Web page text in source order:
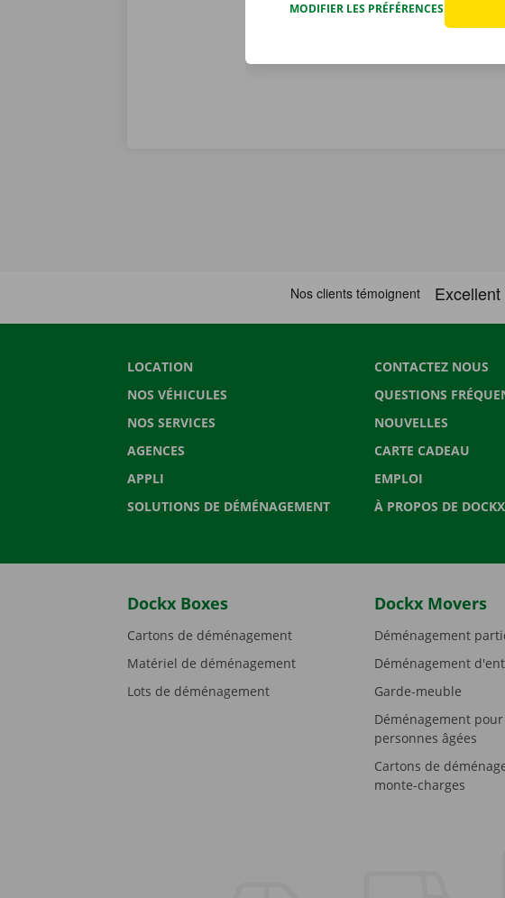
LOCATION
NOS VÉHICULES
NOS SERVICES
AGENCES
APPLI
SOLUTIONS DE DÉMÉNAGEMENT
CONTACTEZ NOUS
QUESTIONS
NOUVELLES
CARTE CADEAU
EMPLOI
À PROPOS DE
Dockx Boxes
Cartons de déménagement
Matériel de déménagement
Lots de déménagement
Dockx Movers
Déménagement
Déménagement
Garde-meuble
Déménagement
personnes âgées
Cartons de
monte-charges
MODIFIER LES PRÉFÉRENCES